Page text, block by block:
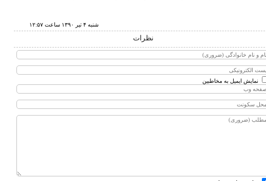
شنبه ۴ تير ۱۳۹۰ ساعت ۱۲:۵۷
نظرات
نمایش ایمیل به مخاطبین